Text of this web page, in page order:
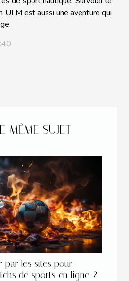
ULM est aussi une aventure qui
MÊME SUJET
par les sites pour
de sports en ligne ?